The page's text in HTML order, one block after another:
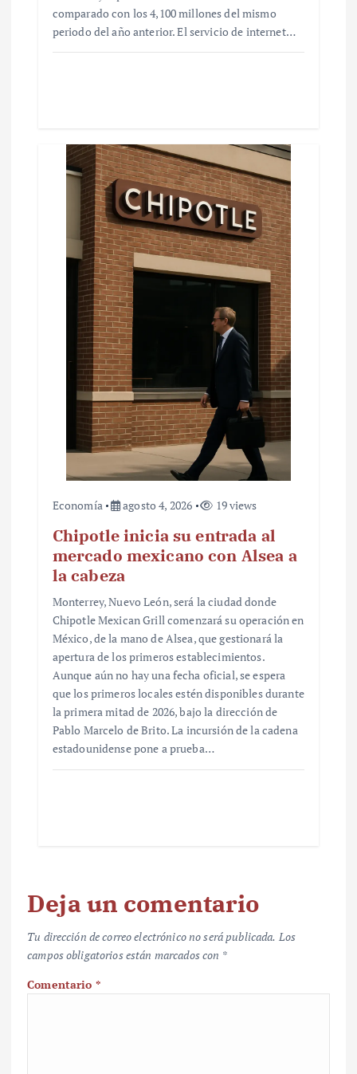
comparado con los 4,100 millones del mismo
periodo del año anterior. El servicio de internet…
Economía agosto 4, 2026 19 views
Chipotle inicia su entrada al
mercado mexicano con Alsea a
la cabeza
Monterrey, Nuevo León, será la ciudad donde
Chipotle Mexican Grill comenzará su operación en
México, de la mano de Alsea, que gestionará la
apertura de los primeros establecimientos.
Aunque aún no hay una fecha oficial, se espera
que los primeros locales estén disponibles durante
la primera mitad de 2026, bajo la dirección de
Pablo Marcelo de Brito. La incursión de la cadena
estadounidense pone a prueba…
Deja un comentario
Tu dirección de correo electrónico no será publicada. Los
campos obligatorios están marcados con *
Comentario *